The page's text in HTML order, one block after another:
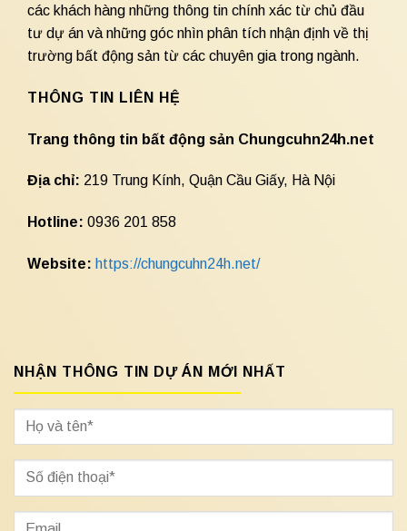
các khách hàng những thông tin chính xác từ chủ đầu
tư dự án và những góc nhìn phân tích nhận định về thị
trường bất động sản từ các chuyên gia trong ngành.
THÔNG TIN LIÊN HỆ
Trang thông tin bất động sản Chungcuhn24h.net
Địa chỉ: 219 Trung Kính, Quận Cầu Giấy, Hà Nội
Hotline: 0936 201 858
Website: https://chungcuhn24h.net/
NHẬN THÔNG TIN DỰ ÁN MỚI NHẤT